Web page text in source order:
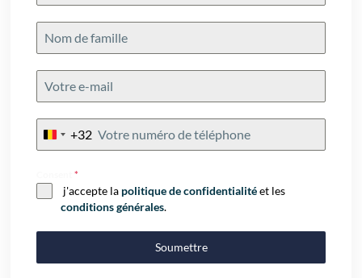
Belgium
+32
Consent*
j'accepte la politique de confidentialitéet les
conditions générales.
Soumettre